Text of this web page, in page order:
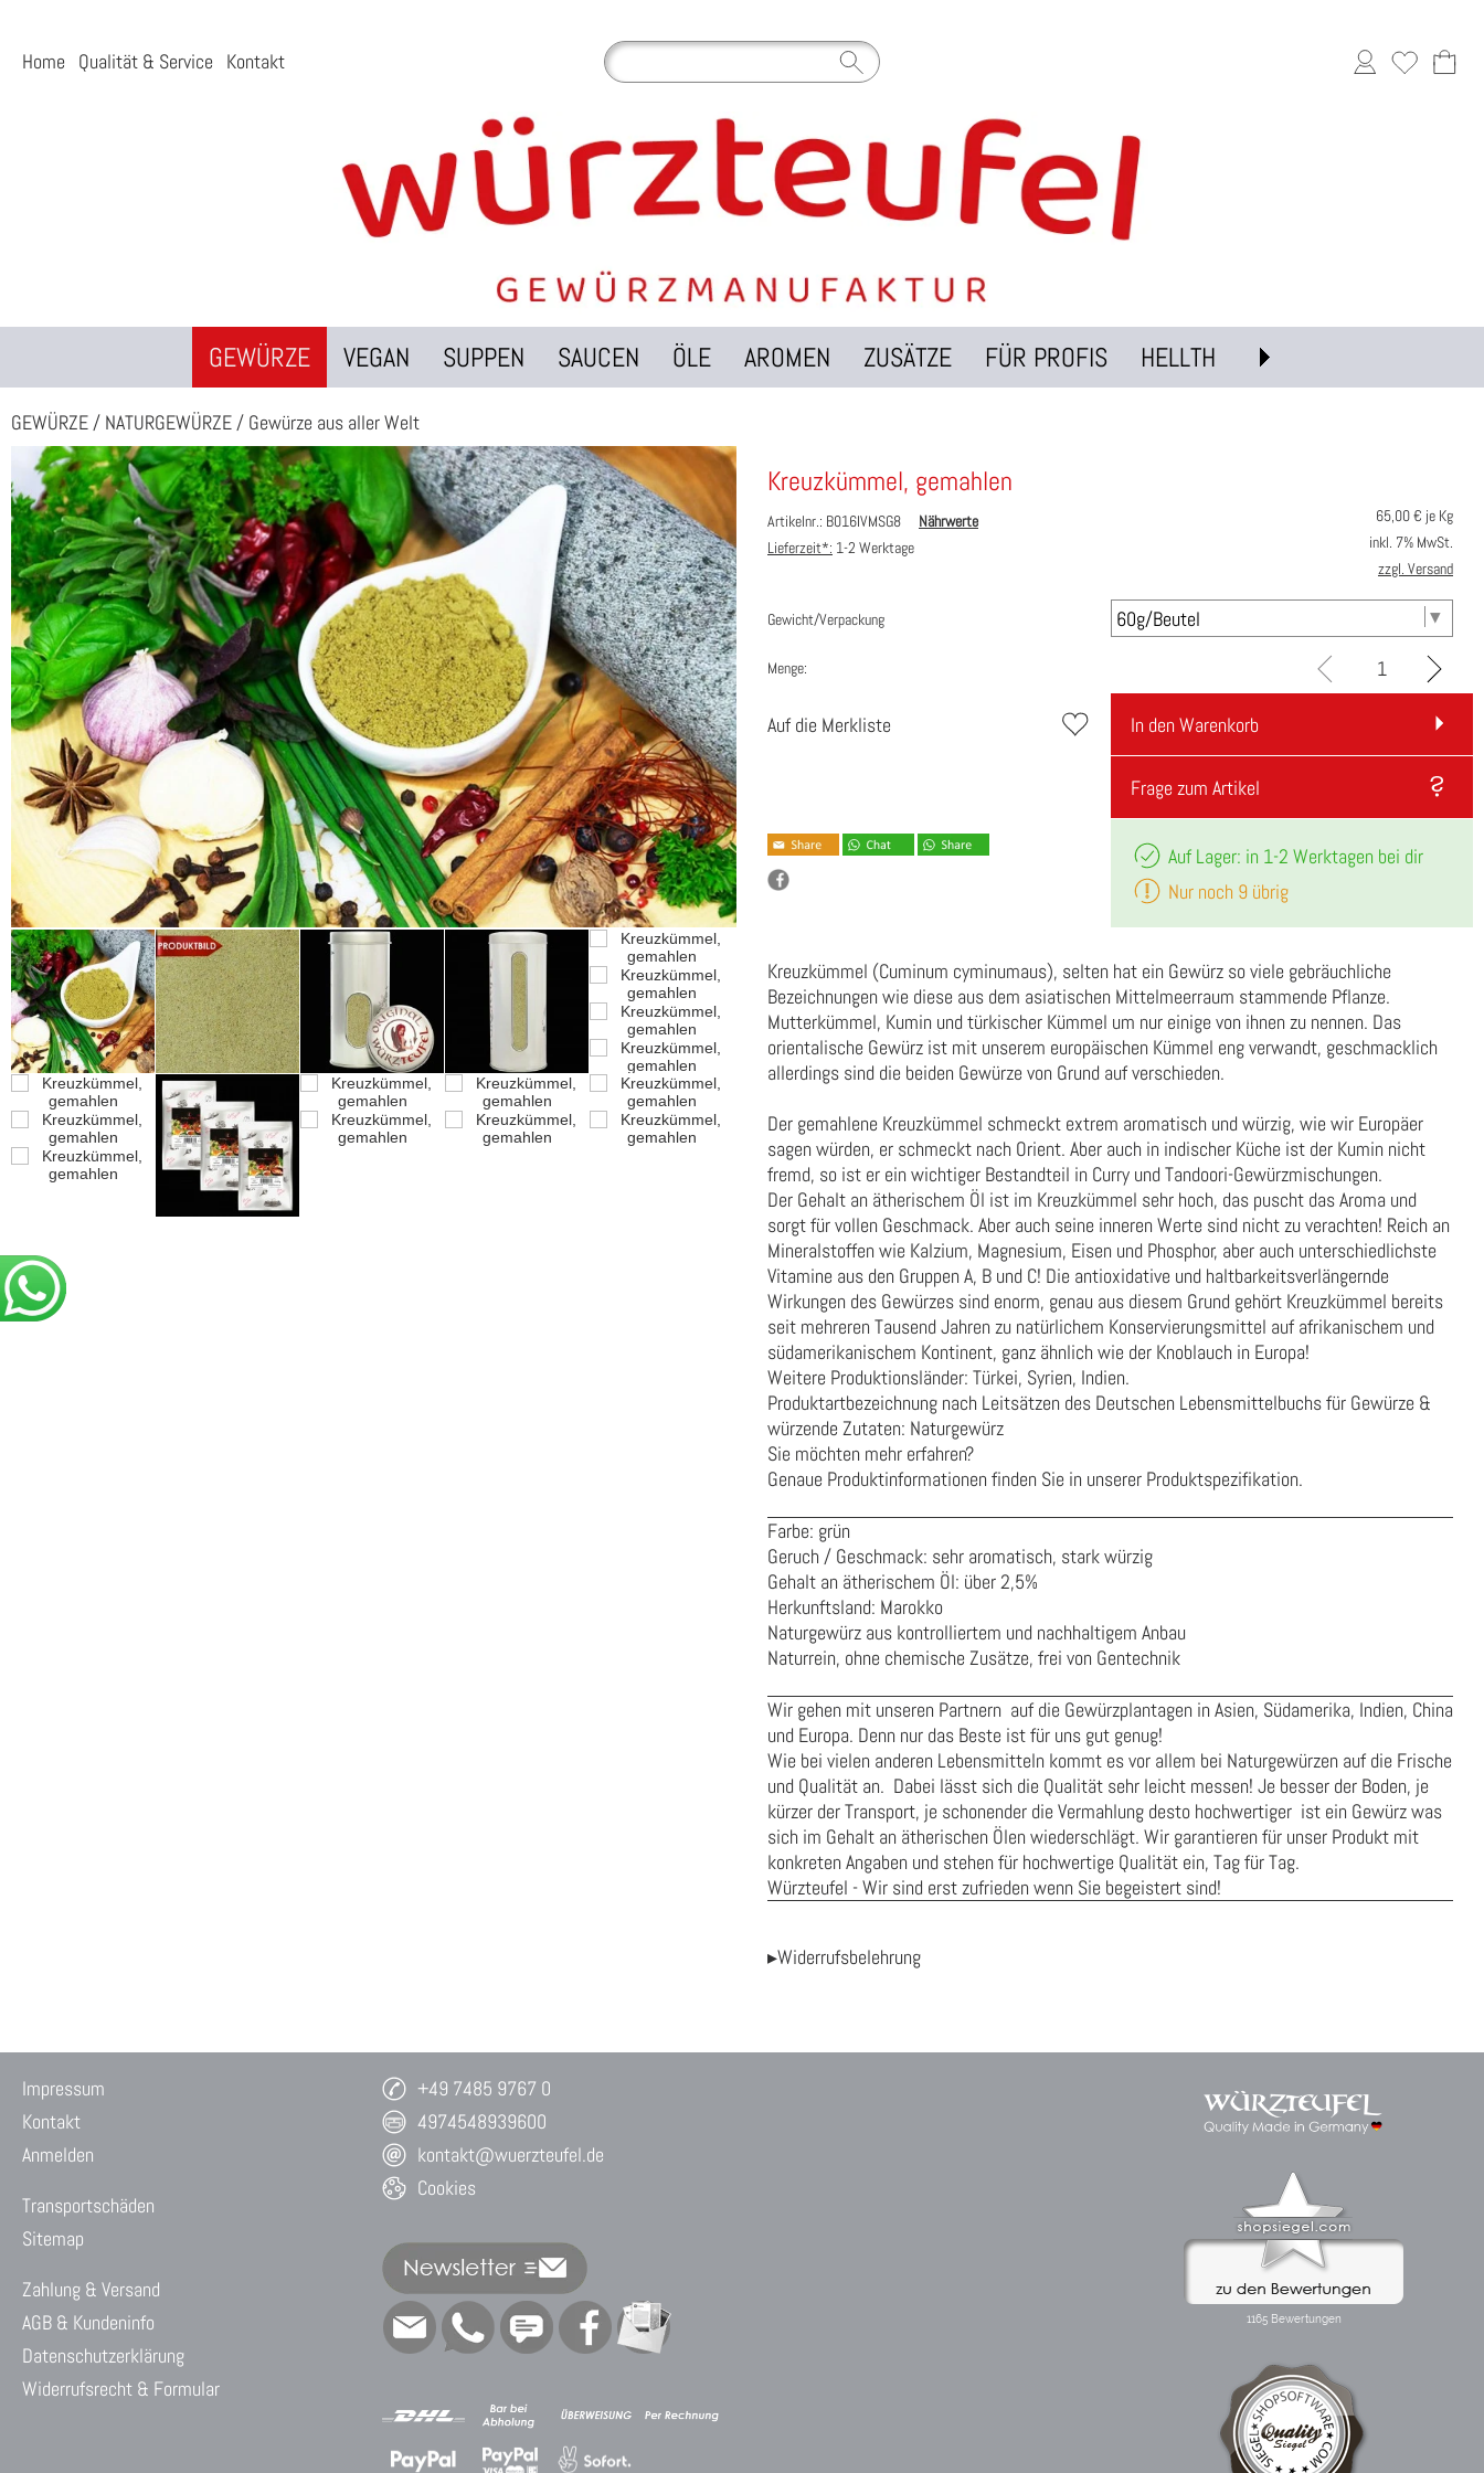
Home Qualität & Service Kontakt
GEWÜRZE VEGAN SUPPEN SAUCEN ÖLE AROMEN ZUSÄTZE FÜR PROFIS HELLTH
GEWÜRZE / NATURGEWÜRZE / Gewürze aus aller Welt
Kreuzkümmel, gemahlen
Artikelnr.: B016IVMSG8
Nährwerte
Lieferzeit*: 1-2 Werktage
65,00€ je Kg
inkl. 7% MwSt.
zzgl. Versand
Gewicht/Verpackung
Menge:
Auf die Merkliste In den Warenkorb
Frage zum Artikel
Auf Lager: in 1-2 Werktagen bei dir
Nur noch 9 übrig
Kreuzkümmel (Cuminum cyminumaus), selten hat ein Gewürz so viele gebräuchliche
Bezeichnungen wie diese aus dem asiatischen Mittelmeerraum stammende Pflanze.
Mutterkümmel, Kumin und türkischer Kümmel um nur einige von ihnen zu nennen. Das
orientalische Gewürz ist mit unserem europäischen Kümmel eng verwandt, geschmacklich
allerdings sind die beiden Gewürze von Grund auf verschieden.
Der gemahlene Kreuzkümmel schmeckt extrem aromatisch und würzig, wie wir Europäer
sagen würden, er schmeckt nach Orient. Aber auch in indischer Küche ist der Kumin nicht
fremd, so ist er ein wichtiger Bestandteil in Curry und Tandoori-Gewürzmischungen.
Der Gehalt an ätherischem Öl ist im Kreuzkümmel sehr hoch, das puscht das Aroma und
sorgt für vollen Geschmack. Aber auch seine inneren Werte sind nicht zu verachten! Reich an
Mineralstoffen wie Kalzium, Magnesium, Eisen und Phosphor, aber auch unterschiedlichste
Vitamine aus den Gruppen A, B und C! Die antioxidative und haltbarkeitsverlängernde
Wirkungen des Gewürzes sind enorm, genau aus diesem Grund gehört Kreuzkümmel bereits
seit mehreren Tausend Jahren zu natürlichem Konservierungsmittel auf afrikanischem und
südamerikanischem Kontinent, ganz ähnlich wie der Knoblauch in Europa!
Weitere Produktionsländer: Türkei, Syrien, Indien.
Produktartbezeichnung nach Leitsätzen des Deutschen Lebensmittelbuchs für Gewürze &
würzende Zutaten: Naturgewürz
Sie möchten mehr erfahren?
Genaue Produktinformationen finden Sie in unserer Produktspezifikation.
Farbe: grün
Geruch / Geschmack: sehr aromatisch, stark würzig
Gehalt an ätherischem Öl: über 2,5%
Herkunftsland: Marokko
Naturgewürz aus kontrolliertem und nachhaltigem Anbau
Naturrein, ohne chemische Zusätze, frei von Gentechnik
Wir gehen mit unseren Partnern auf die Gewürzplantagen in Asien, Südamerika, Indien, China
und Europa. Denn nur das Beste ist für uns gut genug!
Wie bei vielen anderen Lebensmitteln kommt es vor allem bei Naturgewürzen auf die Frische
und Qualität an. Dabei lässt sich die Qualität sehr leicht messen! Je besser der Boden, je
kürzer der Transport, je schonender die Vermahlung desto hochwertiger ist ein Gewürz was
sich im Gehalt an ätherischen Ölen wiederschlägt. Wir garantieren für unser Produkt mit
konkreten Angaben und stehen für hochwertige Qualität ein, Tag für Tag.
Würzteufel - Wir sind erst zufrieden wenn Sie begeistert sind!
▸Widerrufsbelehrung
Impressum
Kontakt
Anmelden
Transportschäden
Sitemap
Zahlung & Versand
AGB & Kundeninfo
Datenschutzerklärung
Widerrufsrecht & Formular
+49 7485 9767 0
4974548939600
kontakt@wuerzteufel.de
Cookies